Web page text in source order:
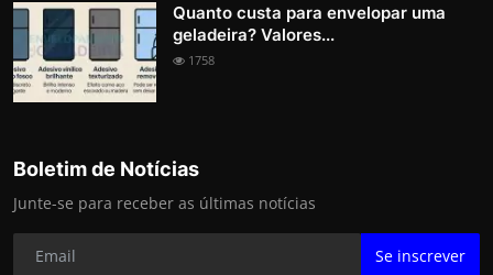
Quanto custa para envelopar uma
geladeira? Valores...
1758
Boletim de Notícias
Junte-se para receber as últimas notícias
Se inscrever